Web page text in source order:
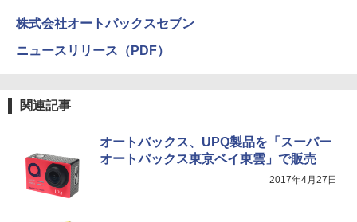
株式会社オートバックスセブン
ニュースリリース（PDF）
関連記事
オートバックス、UPQ製品を「スーパー
オートバックス東京ベイ東雲」で販売
2017年4月27日